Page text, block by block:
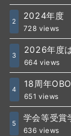
2
2024年度
728 views
3
2026年度
664 views
4
18周年
651 views
5
学会等受賞
636 views